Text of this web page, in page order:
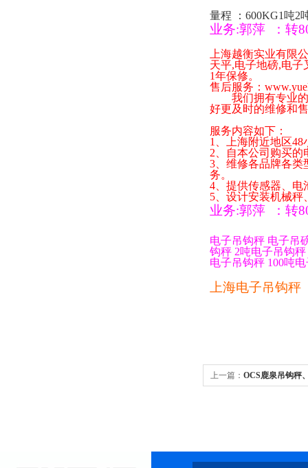
量程
： 600KG1 吨2
业务:郭萍 ： 转
上海越衡实业有限
天平,电子地磅,电子
1年保修。
售后服务：
我们拥有专业的
好更及时的维修和
服务内容如下：
1
、上海附近地区48
2 、自本公司购买
3 、维修各品牌各
务。
4 、提供传感器、
5 、设计安装机械
业务:郭萍 ： 转
电子吊钩秤 电子吊
钩秤 2吨电子吊钩秤
电子吊钩秤 100吨
上海电子吊钩秤
上一篇： OCS鹿泉吊钩秤